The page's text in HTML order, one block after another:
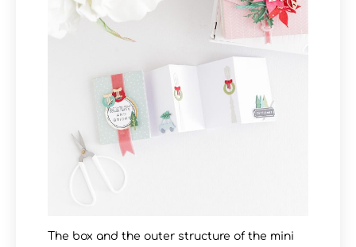
The box and the outer structure of the mini